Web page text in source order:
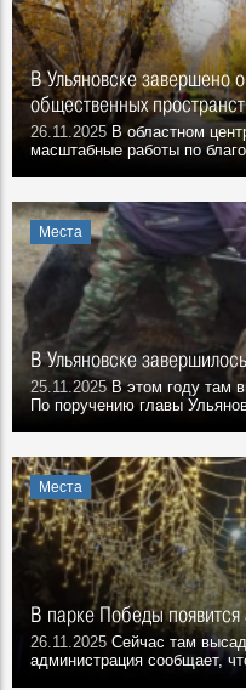
В Ульяновске завершено
общественных
26.11.2025 В областном
масштабные работы по
Места
В Ульяновске
25.11.2025 В этом году там
По поручению главы
Места
В парке Победы
26.11.2025 Сейчас там
администрация сообщает,